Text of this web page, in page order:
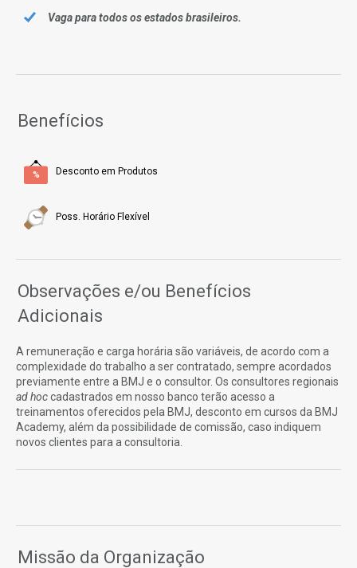
Vaga para todos os estados brasileiros.
Benefícios
Desconto em Produtos
Poss. Horário Flexível
Observações e/ou Benefícios
Adicionais
A remuneração e carga horária são variáveis, de acordo com a
complexidade do trabalho a ser contratado, sempre acordados
previamente entre a BMJ e o consultor. Os consultores regionais
ad hoccadastrados em nosso banco terão acesso a
treinamentos oferecidos pela BMJ, desconto em cursos da BMJ
Academy, além da possibilidade de comissão, caso indiquem
novos clientes para a consultoria.
Missão da Organização